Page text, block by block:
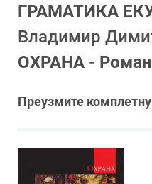
ГРАМАТИКА
Владимир
ОХРАНА -
Преузмите